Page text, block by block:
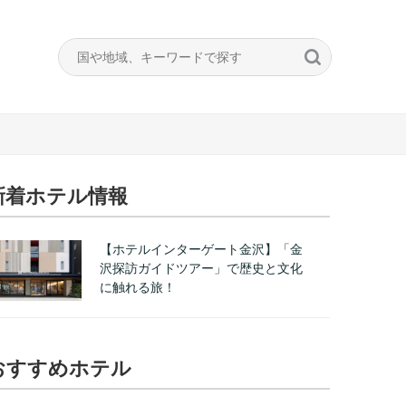
着ホテル情報
【ホテルインターゲート金沢】「金
沢探訪ガイドツアー」で歴史と文化
に触れる旅！
すすめホテル